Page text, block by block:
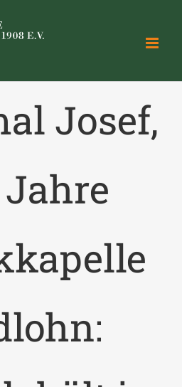
Josef,
Jahre